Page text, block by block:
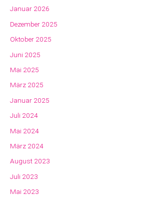
Januar 2026
Dezember 2025
Oktober 2025
Juni 2025
Mai 2025
März 2025
Januar 2025
Juli 2024
Mai 2024
März 2024
August 2023
Juli 2023
Mai 2023